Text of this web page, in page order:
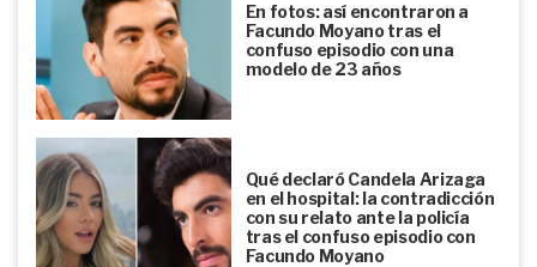
En fotos: así encontraron a
Facundo Moyano tras el
confuso episodio con una
modelo de 23 años
Qué declaró Candela Arizaga
en el hospital: la contradicción
con su relato ante la policía
tras el confuso episodio con
Facundo Moyano